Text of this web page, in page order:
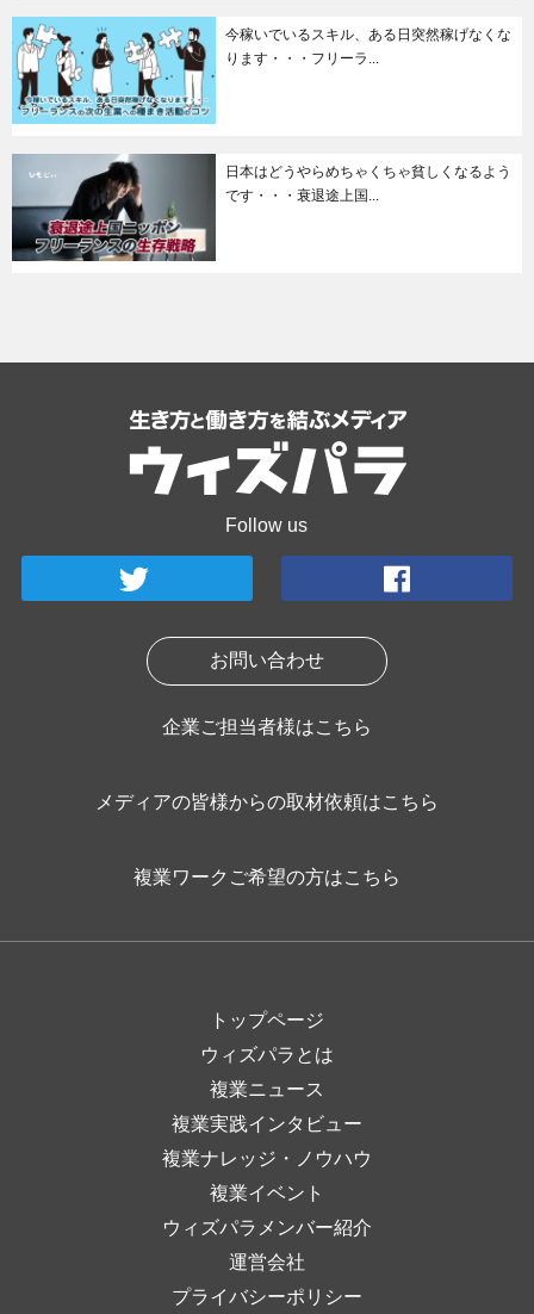
今稼いでいるスキル、ある日突然稼げなくな
ります・・・フリーラ...
日本はどうやらめちゃくちゃ貧しくなるよう
です・・・衰退途上国...
Follow us
お問い合わせ
企業ご担当者様はこちら
メディアの皆様からの取材依頼はこちら
複業ワークご希望の方はこちら
トップページ
ウィズパラとは
複業ニュース
複業実践インタビュー
複業ナレッジ・ノウハウ
複業イベント
ウィズパラメンバー紹介
運営会社
プライバシーポリシー